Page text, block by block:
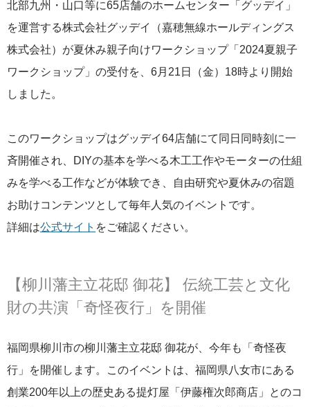
北部九州・山口等に65店舗のホームセンター「グッデイ」
を運営する株式会社グッデイ（嘉穂無線ホールディングス
株式会社）が夏休み親子向けワークショップ「2024夏親子
ワークショップ」の受付を、6月21日（金）18時より開始
しました。
このワークショップはグッデイ64店舗にて同日同時刻に一
斉開催され、DIYの基本を学べる木工工作やモーターの仕組
みを学べる工作などが体験でき、自由研究や夏休みの宿題
お助けコンテンツとして毎年人気のイベントです。
詳細は公式サイト をご確認ください。
【柳川藩主立花邸 御花】 伝統工芸と文化
財の共演「奇怪夜行」を開催
福岡県柳川市の柳川藩主立花邸 御花が、今年も「奇怪夜
行」を開催します。このイベントは、福岡県八女市にある
創業200年以上の歴史ある提灯屋「伊藤権次郎商店」とのコ